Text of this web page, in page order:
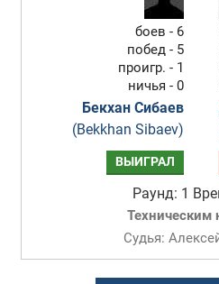
боев - 6
побед - 5
проигр. - 1
ничья - 0
Бекхан Сибаев
(Bekkhan Sibaev)
ВЫИГРАЛ
Раунд: 1
Техническим
Судья: